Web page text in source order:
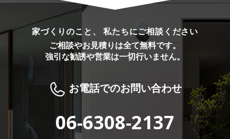
家づくりのこと、 私たちにご相談ください
ご相談やお見積りは全て無料です。
強引な勧誘や営業は一切行いません。
お電話でのお問い合わせ
06-6308-2137